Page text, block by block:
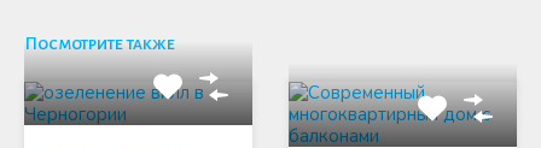
Посмотрите также